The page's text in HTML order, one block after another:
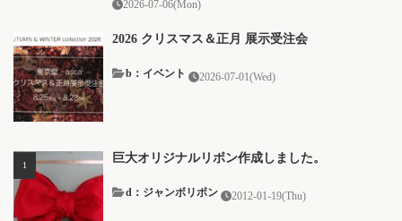
2026-07-06(Mon)
2026 クリスマス＆正月 展示受注会
b：イベント 2026-07-01(Wed)
巨大オリジナルリボン作成しました。
2012-01-19(Thu)
d：ジャンボリボン